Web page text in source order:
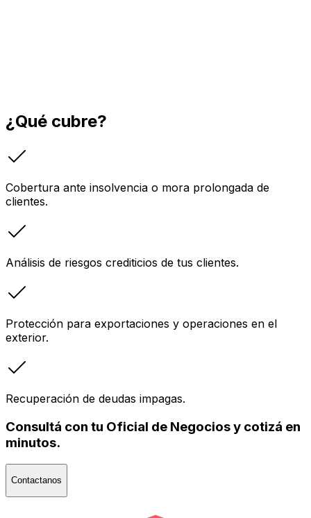
¿Qué cubre?
Cobertura ante insolvencia o mora prolongada de
clientes.
Análisis de riesgos crediticios de tus clientes.
Protección para exportaciones y operaciones en el
exterior.
Recuperación de deudas impagas.
Consultá con tu Oficial de Negocios y cotizá en
minutos.
Contactanos